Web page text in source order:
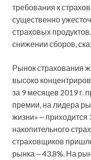
требования к
существенно
страховых
снижении сборов,
Рынок страхования
высоко
за 9 месяцев 2019 г.
премии, на лидера
жизни» ‒ приходится
накопительного
страховщиков
рынка ‒ 43,8%. На